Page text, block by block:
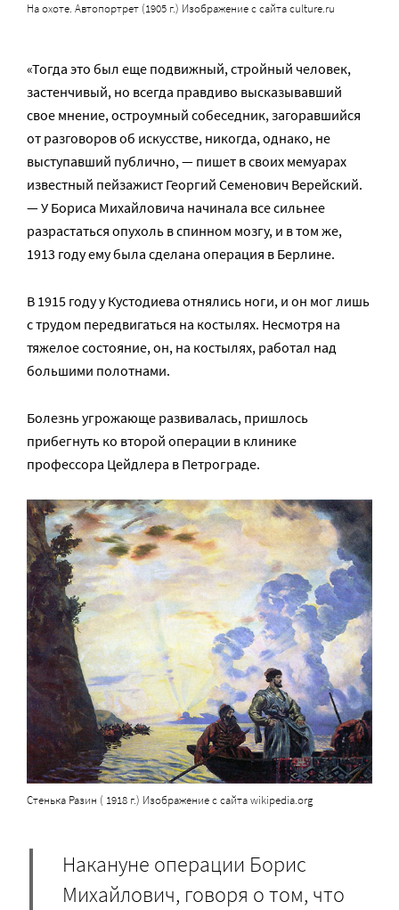
На охоте. Автопортрет (1905 г.) Изображение с сайта culture.ru
«Тогда это был еще подвижный, стройный человек,
застенчивый, но всегда правдиво высказывавший
свое мнение, остроумный собеседник, загоравшийся
от разговоров об искусстве, никогда, однако, не
выступавший публично, — пишет в своих мемуарах
известный пейзажист Георгий Семенович Верейский.
— У Бориса Михайловича начинала все сильнее
разрастаться опухоль в спинном мозгу, и в том же,
1913 году ему была сделана операция в Берлине.
В 1915 году у Кустодиева отнялись ноги, и он мог лишь
с трудом передвигаться на костылях. Несмотря на
тяжелое состояние, он, на костылях, работал над
большими полотнами.
Болезнь угрожающе развивалась, пришлось
прибегнуть ко второй операции в клинике
профессора Цейдлера в Петрограде.
Стенька Разин ( 1918 г.) Изображение с сайта wikipedia.org
Накануне операции Борис
Михайлович, говоря о том, что